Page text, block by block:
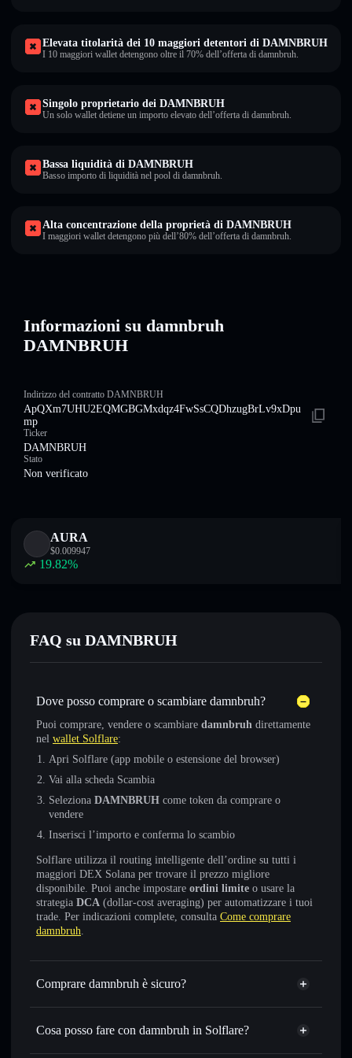
Elevata titolarità dei 10 maggiori detentori di DAMNBRUH
I 10 maggiori wallet detengono oltre il 70% dell’offerta di damnbruh.
Singolo proprietario dei DAMNBRUH
Un solo wallet detiene un importo elevato dell’offerta di damnbruh.
Bassa liquidità di DAMNBRUH
Basso importo di liquidità nel pool di damnbruh.
Alta concentrazione della proprietà di DAMNBRUH
I maggiori wallet detengono più dell’80% dell’offerta di damnbruh.
Informazioni su damnbruh
DAMNBRUH
Indirizzo del contratto DAMNBRUH
ApQXm7UHU2EQMGBGMxdqz4FwSsCQDhzugBrLv9xDpu
mp
Ticker
DAMNBRUH
Stato
Non verificato
AURA
$0.009947
19.82%
FAQ su DAMNBRUH
Dove posso comprare o scambiare damnbruh?
Puoi comprare, vendere o scambiare damnbruh direttamente
nel wallet Solflare:
Apri Solflare (app mobile o estensione del browser)
Vai alla scheda Scambia
Seleziona DAMNBRUH come token da comprare o
vendere
Inserisci l’importo e conferma lo scambio
Solflare utilizza il routing intelligente dell’ordine su tutti i
maggiori DEX Solana per trovare il prezzo migliore
disponibile. Puoi anche impostare ordini limite o usare la
strategia DCA (dollar-cost averaging) per automatizzare i tuoi
trade. Per indicazioni complete, consulta Come comprare
damnbruh.
Comprare damnbruh è sicuro?
damnbruh non è verificato
Cosa posso fare con damnbruh in Solflare?
damnbruh
wallet Solflare